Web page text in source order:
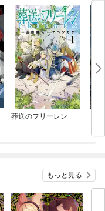
葬送のフリーレン
す！
もっと見る